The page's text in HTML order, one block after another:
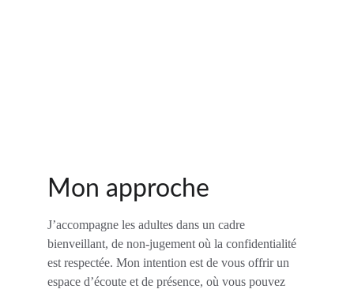
Mon approche
J’accompagne les adultes dans un cadre
bienveillant, de non-jugement où la confidentialité
est respectée. Mon intention est de vous offrir un
espace d’écoute et de présence, où vous pouvez